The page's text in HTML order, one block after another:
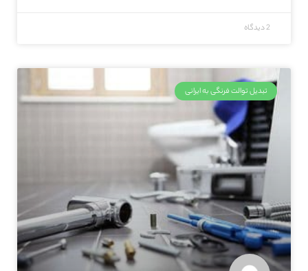
2 دیدگاه
تبدیل توالت فرنگی به ایرانی